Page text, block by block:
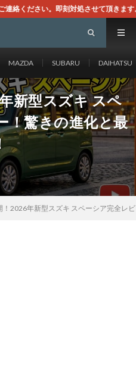
頂きます。なお、同サイトはGoogle
MAZDA SUBARU DAIHATSU
新型スズキ スペ
！驚きの進化と最
！2026年新型スズキ スペーシア完全レ